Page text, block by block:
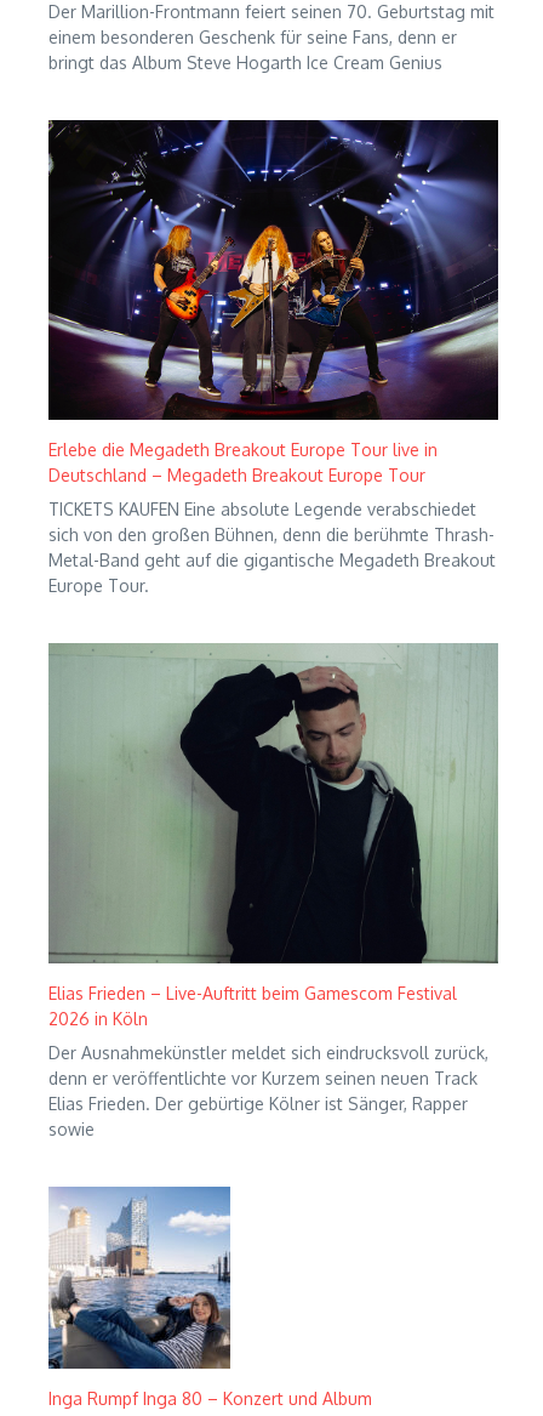
Der Marillion-Frontmann feiert seinen 70. Geburtstag mit
einem besonderen Geschenk für seine Fans, denn er
bringt das Album Steve Hogarth Ice Cream Genius
Erlebe die Megadeth Breakout Europe Tour live in
Deutschland – Megadeth Breakout Europe Tour
TICKETS KAUFEN Eine absolute Legende verabschiedet
sich von den großen Bühnen, denn die berühmte Thrash-
Metal-Band geht auf die gigantische Megadeth Breakout
Europe Tour.
Elias Frieden – Live-Auftritt beim Gamescom Festival
2026 in Köln
Der Ausnahmekünstler meldet sich eindrucksvoll zurück,
denn er veröffentlichte vor Kurzem seinen neuen Track
Elias Frieden. Der gebürtige Kölner ist Sänger, Rapper
sowie
Inga Rumpf Inga 80 – Konzert und Album